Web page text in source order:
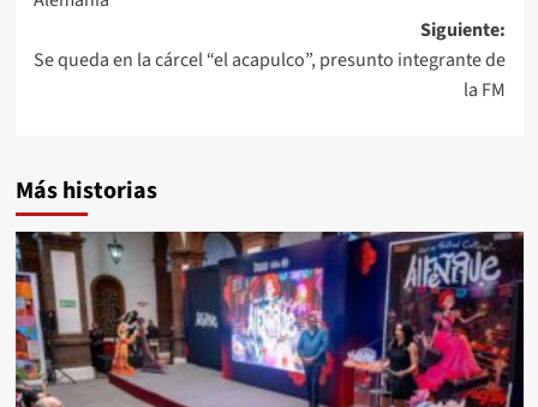
Siguiente:
Se queda en la cárcel “el acapulco”, presunto integrante de
la FM
Más historias